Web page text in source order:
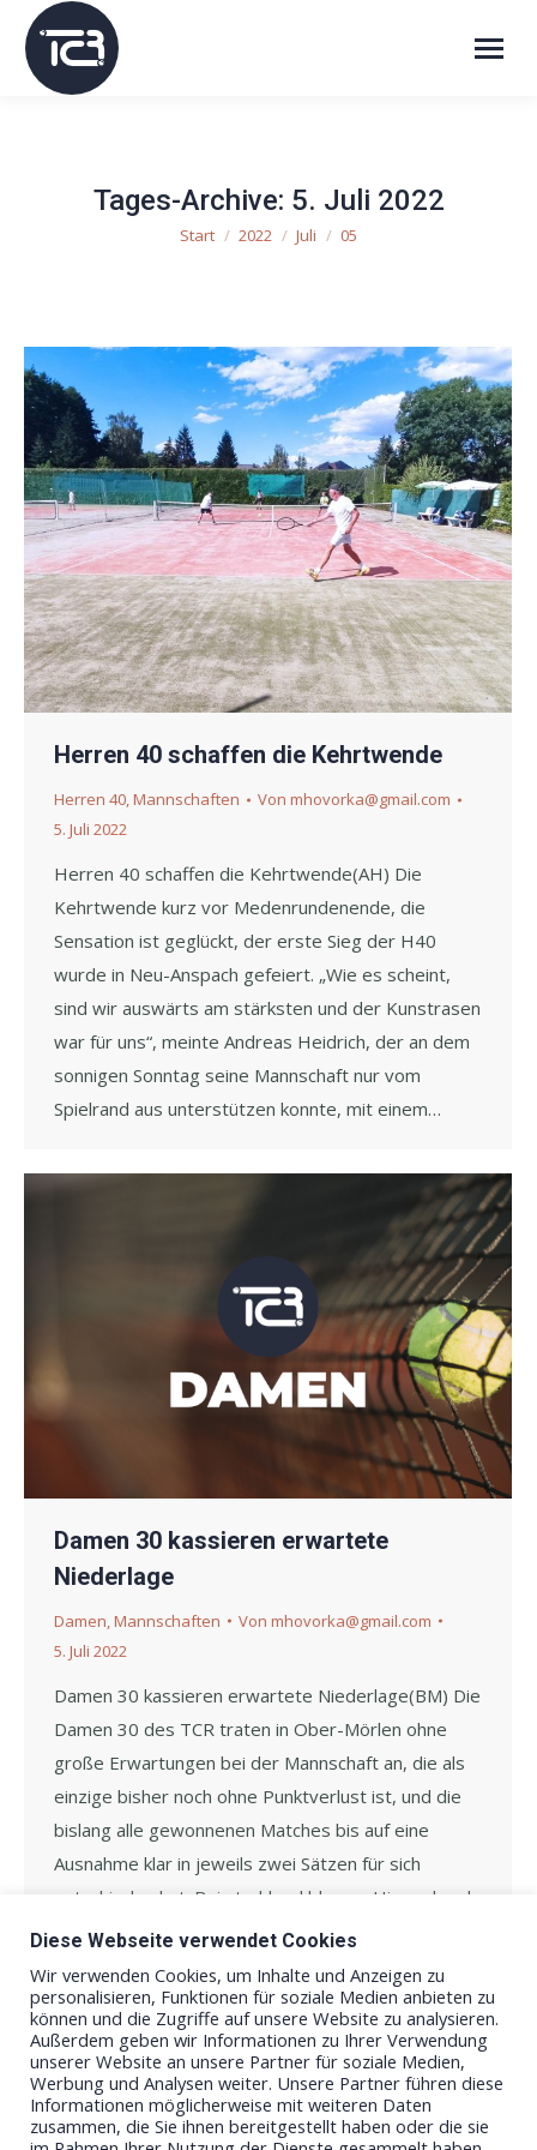
Tages-Archive: 5. Juli 2022
Sie befinden sich hier:
Start 2022 Juli 05
Herren 40 schaffen die Kehrtwende
Herren 40,Mannschaften Von mhovorka@gmail.com
5. Juli 2022
Herren 40 schaffen die Kehrtwende(AH) Die
Kehrtwende kurz vor Medenrundenende, die
Sensation ist geglückt, der erste Sieg der H40
wurde in Neu-Anspach gefeiert. „Wie es scheint,
sind wir auswärts am stärksten und der Kunstrasen
war für uns“, meinte Andreas Heidrich, der an dem
sonnigen Sonntag seine Mannschaft nur vom
Spielrand aus unterstützen konnte, mit einem…
Damen 30 kassieren erwartete
Niederlage
Damen,Mannschaften Von mhovorka@gmail.com
5. Juli 2022
Damen 30 kassieren erwartete Niederlage(BM) Die
Damen 30 des TCR traten in Ober-Mörlen ohne
große Erwartungen bei der Mannschaft an, die als
einzige bisher noch ohne Punktverlust ist, und die
bislang alle gewonnenen Matches bis auf eine
Ausnahme klar in jeweils zwei Sätzen für sich
entschieden hat. Bei strahlend blauem Himmel und
ca. 26°C herrschte…
Diese Webseite verwendet Cookies
Wir verwenden Cookies, um Inhalte und Anzeigen zu
personalisieren, Funktionen für soziale Medien anbieten zu
können und die Zugriffe auf unsere Website zu analysieren.
Außerdem geben wir Informationen zu Ihrer Verwendung
unserer Website an unsere Partner für soziale Medien,
Werbung und Analysen weiter. Unsere Partner führen diese
Informationen möglicherweise mit weiteren Daten
zusammen, die Sie ihnen bereitgestellt haben oder die sie